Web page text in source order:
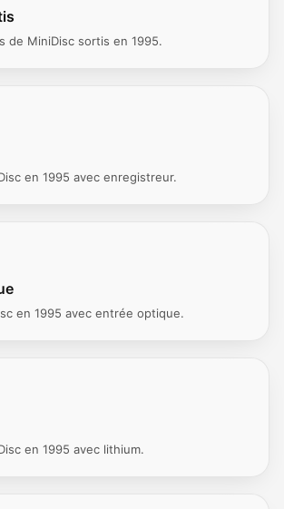
de MiniDisc sortis en 1995.
en 1995 avec enregistreur.
en 1995 avec entrée optique.
en 1995 avec lithium.